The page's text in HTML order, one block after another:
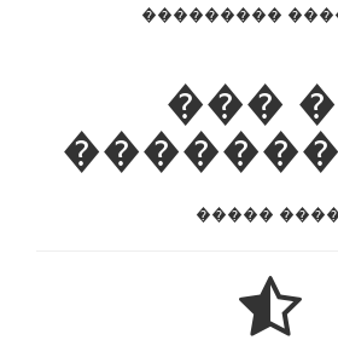
���������
���
�����